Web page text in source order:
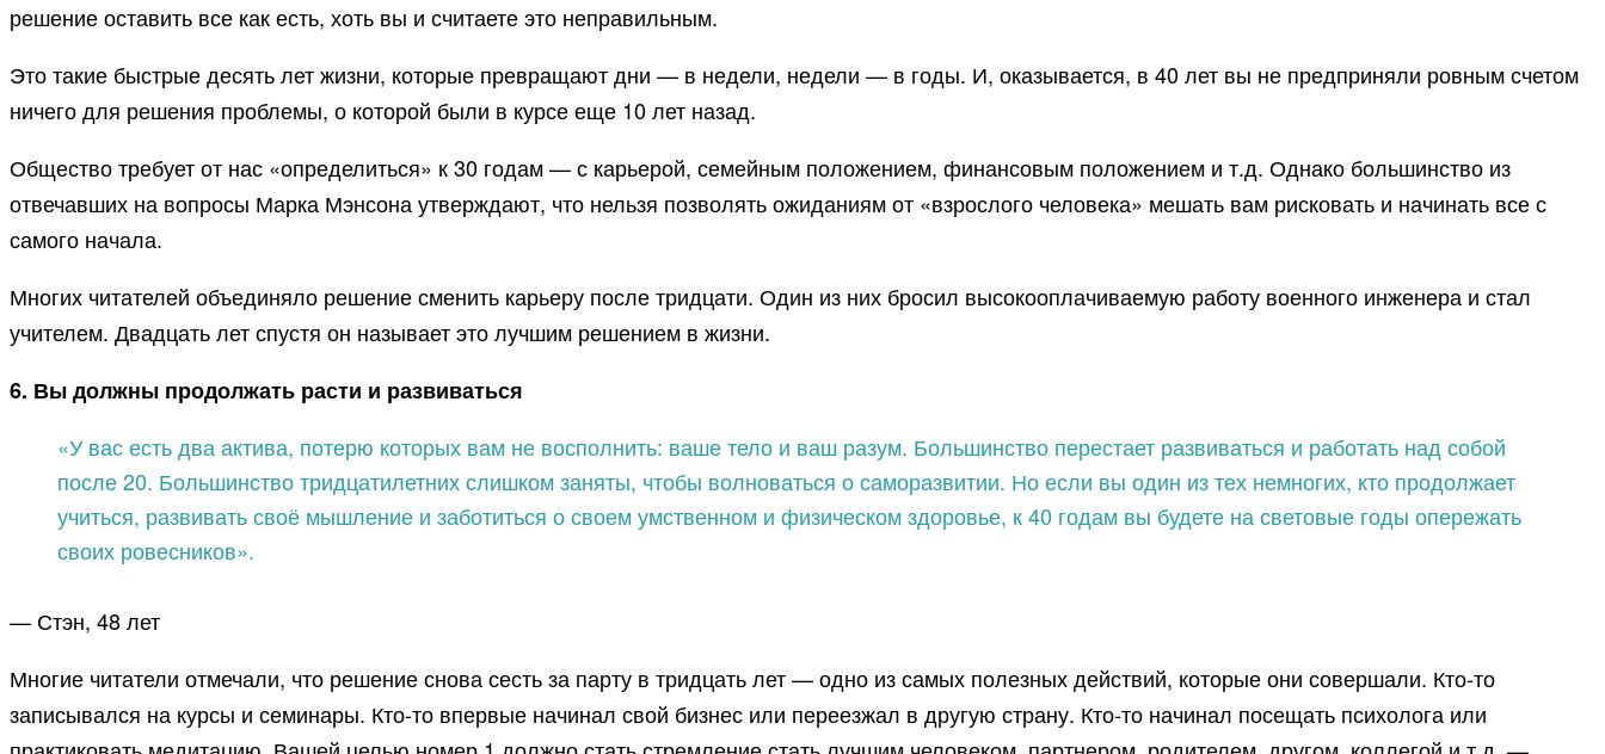
решение оставить все как есть, хоть вы и считаете это неправильным.
Это такие быстрые десять лет жизни, которые превращают дни — в недели, недели — в годы. И, оказывается, в 40 лет вы не предприняли ровным счетом
ничего для решения проблемы, о которой были в курсе еще 10 лет назад.
Общество требует от нас «определиться» к 30 годам — с карьерой, семейным положением, финансовым положением и т.д. Однако большинство из
отвечавших на вопросы Марка Мэнсона утверждают, что нельзя позволять ожиданиям от «взрослого человека» мешать вам рисковать и начинать все с
самого начала.
Многих читателей объединяло решение сменить карьеру после тридцати. Один из них бросил высокооплачиваемую работу военного инженера и стал
учителем. Двадцать лет спустя он называет это лучшим решением в жизни.
6. Вы должны продолжать расти и развиваться
«У вас есть два актива, потерю которых вам не восполнить: ваше тело и ваш разум. Большинство перестает развиваться и работать над собой
после 20. Большинство тридцатилетних слишком заняты, чтобы волноваться о саморазвитии. Но если вы один из тех немногих, кто продолжает
учиться, развивать своё мышление и заботиться о своем умственном и физическом здоровье, к 40 годам вы будете на световые годы опережать
своих ровесников».
— Стэн, 48 лет
Многие читатели отмечали, что решение снова сесть за парту в тридцать лет — одно из самых полезных действий, которые они совершали. Кто-то
записывался на курсы и семинары. Кто-то впервые начинал свой бизнес или переезжал в другую страну. Кто-то начинал посещать психолога или